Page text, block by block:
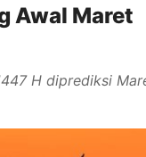
Awal Maret
H diprediksi